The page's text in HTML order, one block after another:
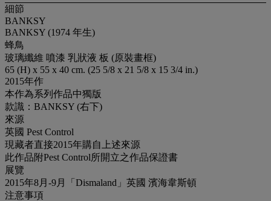
細節
BANKSY
BANKSY (1974 年生)
蜂鳥
玻璃纖維 噴漆 乳狀液 板 (原裝畫框)
65 (H) x 55 x 40 cm. (25 5/8 x 21 5/8 x 15 3/4 in.)
2015年作
本作為系列作品中獨版
款識：BANKSY (右下)
來源
英國 Pest Control
現藏者直接2015年購自上述來源
此作品附Pest Control所開立之作品保證書
展覽
2015年8月-9月「Dismaland」英國 濱海韋斯頓
注意事項